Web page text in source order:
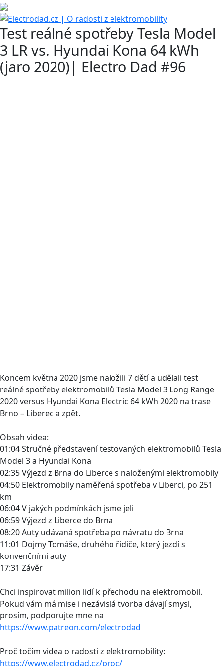
Test reálné spotřeby Tesla Model
3 LR vs. Hyundai Kona 64 kWh
(jaro 2020)| Electro Dad #96
Koncem května 2020 jsme naložili 7 dětí a udělali test
reálné spotřeby elektromobilů Tesla Model 3 Long Range
2020 versus Hyundai Kona Electric 64 kWh 2020 na trase
Brno – Liberec a zpět.
Obsah videa:
01:04 Stručné představení testovaných elektromobilů Tesla
Model 3 a Hyundai Kona
02:35 Výjezd z Brna do Liberce s naloženými elektromobily
04:50 Elektromobily naměřená spotřeba v Liberci, po 251
km
06:04 V jakých podmínkách jsme jeli
06:59 Výjezd z Liberce do Brna
08:20 Auty udávaná spotřeba po návratu do Brna
11:01 Dojmy Tomáše, druhého řidiče, který jezdí s
konvenčními auty
17:31 Závěr
Chci inspirovat milion lidí k přechodu na elektromobil.
Pokud vám má mise i nezávislá tvorba dávají smysl,
prosím, podporujte mne na
https://www.patreon.com/electrodad
Proč točím videa o radosti z elektromobility:
https://www.electrodad.cz/proc/